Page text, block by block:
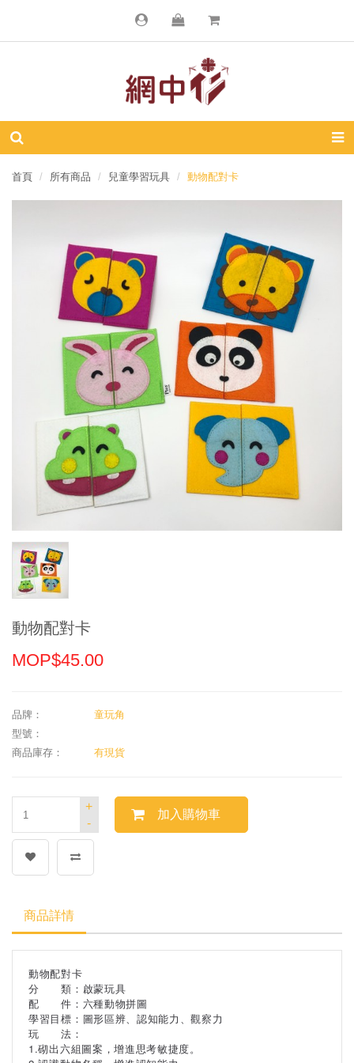
首頁 所有商品 兒童學習玩具 動物配對卡
動物配對卡
MOP$45.00
品牌：
童玩角
型號：
商品庫存：
有現貨
-
+
加入購物車
商品詳情
動物配對卡
分 類：啟蒙玩具
配 件：六種動物拼圖
學習目標：圖形區辨、認知能力、觀察力
玩 法：
1.砌出六組圖案，增進思考敏捷度。